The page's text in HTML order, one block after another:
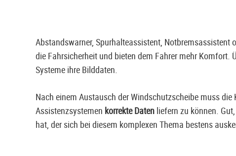
Abstandswarner, Spurhalteassistent, Notbremsassistent
die Fahrsicherheit und bieten dem Fahrer mehr Komfort.
Systeme ihre Bilddaten.
Nach einem Austausch der Windschutzscheibe muss die
Assistenzsystemen korrekte Daten liefern zu können.
hat, der sich bei diesem komplexen Thema bestens